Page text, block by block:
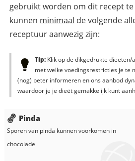
gebruikt worden om dit recept
kunnen minimaal de volgende
receptuur aanwezig zijn:
Tip:Klik op de dikgedrukte dieëten/
met welke voedingsrestricties je te
(nog) beter informeren en ons aanbod
waardoor je je dieët gemakkelijk kunt
Pinda
Sporen van pinda kunnen voorkomen in
chocolade